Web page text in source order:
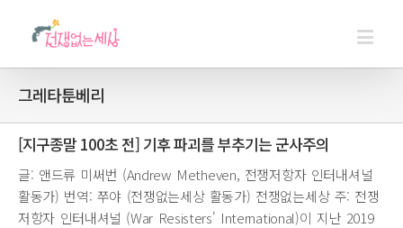
그레타툰베리
[지구종말 100초 전] 기후 파괴를 부추기는 군사주의
글: 앤드류 미써번 (Andrew Metheven, 전쟁저항자 인터내셔널
활동가) 번역: 쭈야 (전쟁없는세상 활동가) 전쟁없는세상 주: 전쟁
저항자 인터내셔널 (War Resisters' International)이 지난 2019